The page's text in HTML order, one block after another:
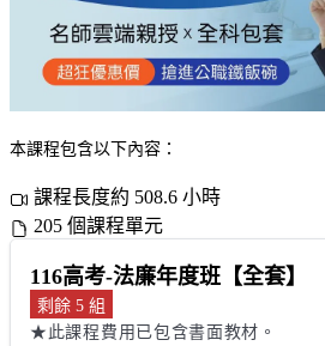
本課程包含以下內容：
課程長度約 508.6 小時
205 個課程單元
116高考-法廉年度班【全套】
剩餘 5 組
★此課程費用已包含書面教材。